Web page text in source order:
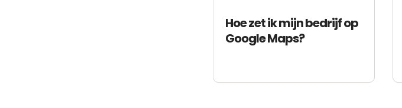
Hoe zet ik mijn bedrijf op
Google Maps?